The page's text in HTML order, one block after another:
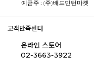
예금주 : (주)배드민턴마켓
고객만족센터
온라인 스토어
02-3663-3922